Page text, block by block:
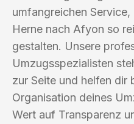
umfangreichen
Herne nach Afyon so
gestalten. Unsere
Umzugsspezialisten
zur Seite und helfen dir
Organisation deines
Wert auf Transparenz